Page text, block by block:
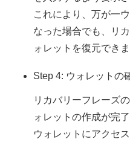
これにより、万が一
なった場合でも、リ
ォレットを復元できま
Step 4: ウォレットの
リカバリーフレーズ
ォレットの作成が完了
ウォレットにアクセ